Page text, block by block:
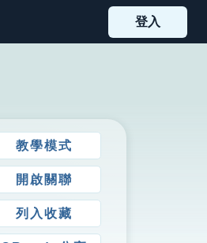
登入
教學模式
開啟關聯
列入收藏